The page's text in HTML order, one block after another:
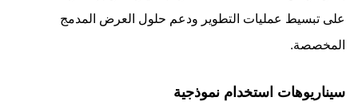
على تبسيط عمليات التطوير ودعم حلول العرض المدمج
المخصصة.
سيناريوهات استخدام نموذجية